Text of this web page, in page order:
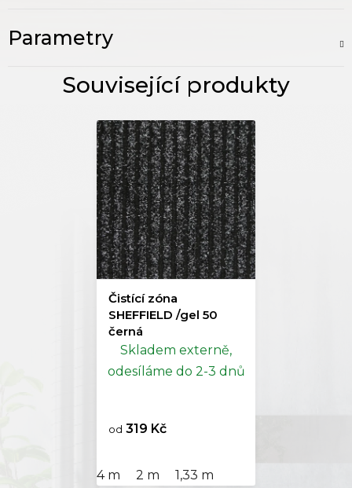
Parametry
Čistící zóna
SHEFFIELD /gel 50
černá
Skladem externě,
odesíláme do 2-3 dnů
od 319 Kč
4 m 2 m 1,33 m